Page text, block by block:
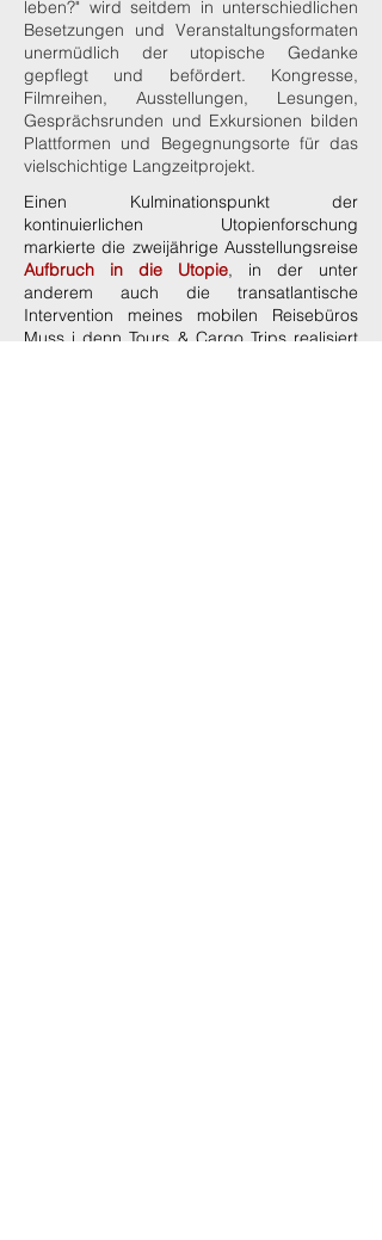
leben?" wird seitdem in unterschiedlichen
Besetzungen und Veranstaltungsformaten
unermüdlich der utopische Gedanke
gepflegt und befördert. Kongresse,
Filmreihen, Ausstellungen, Lesungen,
Gesprächsrunden und Exkursionen bilden
Plattformen und Begegnungsorte für das
vielschichtige Langzeitprojekt.
Einen Kulminationspunkt der
kontinuierlichen Utopienforschung
markierte die zweijährige Ausstellungsreise
Aufbruch in die Utopie, in der unter
anderem auch die transatlantische
Intervention meines mobilen Reisebüros
Muss i denn Tours & Cargo Tripsrealisiert